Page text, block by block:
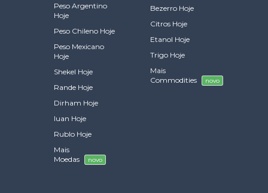
Peso Argentino
Hoje
Peso Chileno Hoje
Peso Mexicano
Hoje
Shekel Hoje
Rande Hoje
Dirham Hoje
Iuan Hoje
Rublo Hoje
Mais
Moedas
novo
Bezerro Hoje
Citros Hoje
Etanol Hoje
Trigo Hoje
Mais
Commodities
novo